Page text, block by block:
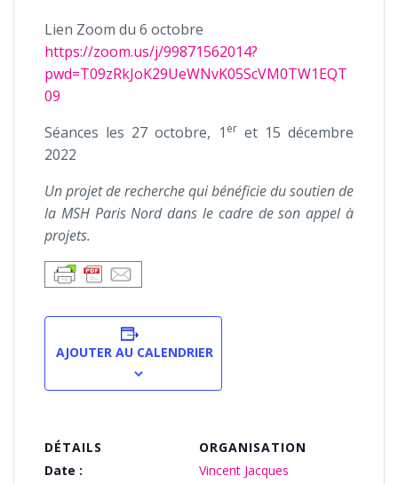
Lien Zoom du 6 octobre
https://zoom.us/j/99871562014?
pwd=T09zRkJoK29UeWNvK05ScVM0TW1EQT
09
Séances les 27 octobre, 1 eret 15 décembre
2022
Un projet de recherche qui bénéficie du soutien de
la MSH Paris Nord dans le cadre de son appel à
projets.
AJOUTER AU CALENDRIER
DÉTAILS
Date :
ORGANISATION
Vincent Jacques